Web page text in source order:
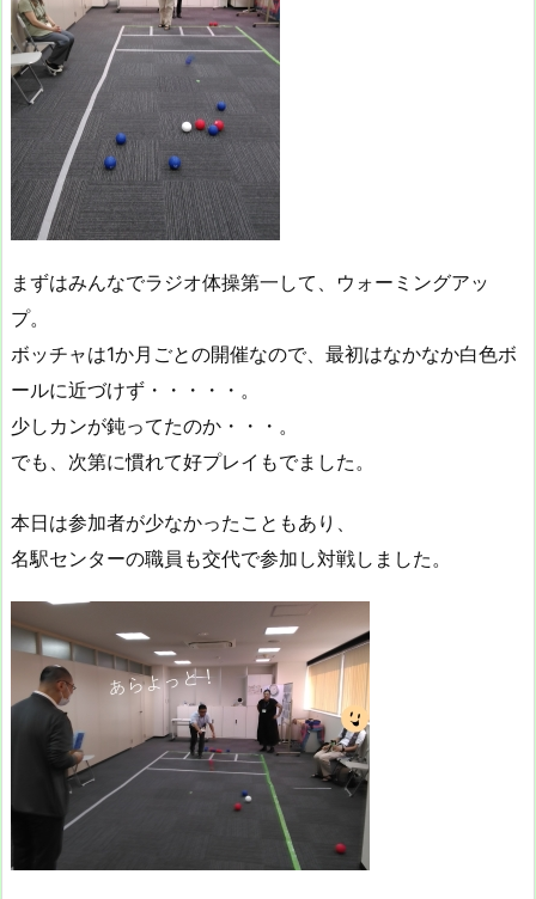
まずはみんなでラジオ体操第一して、ウォーミングアッ
プ。
ボッチャは1か月ごとの開催なので、最初はなかなか白色ボ
ールに近づけず・・・・・。
少しカンが鈍ってたのか・・・。
でも、次第に慣れて好プレイもでました。
本日は参加者が少なかったこともあり、
名駅センターの職員も交代で参加し対戦しました。